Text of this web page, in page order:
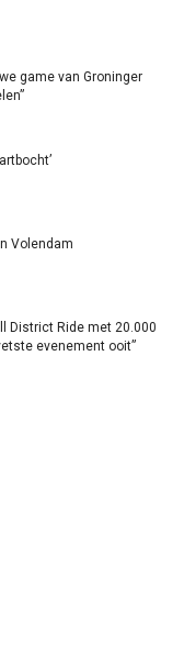
game van Groninger
Volendam
District Ride met 20.000
evenement ooit”